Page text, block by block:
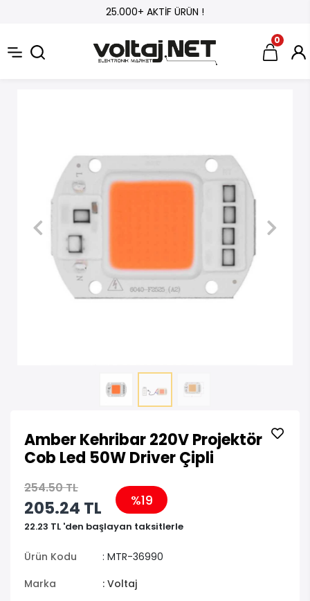
25.000+ AKTİF ÜRÜN !
0
Amber Kehribar 220V Projektör
Cob Led 50W Driver Çipli
254.50 TL
205.24 TL %19
22.23 TL 'den başlayan taksitlerle
Ürün Kodu
: MTR-36990
Marka
: Voltaj